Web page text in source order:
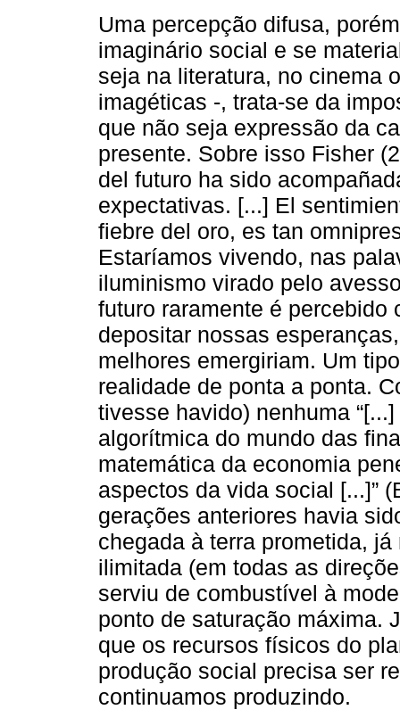
Uma percepção difusa,
imaginário social e se
seja na literatura, no cinema
imagéticas -, trata-se da
que não seja expressão da
presente. Sobre isso Fisher
del futuro ha sido
expectativas. [...] El
fiebre del oro, es tan
Estaríamos vivendo, nas
iluminismo virado pelo
futuro raramente é percebido
depositar nossas
melhores emergiriam. Um
realidade de ponta a ponta.
tivesse havido) nenhuma
algorítmica do mundo das
matemática da economia
aspectos da vida social [...]”
gerações anteriores havia
chegada à terra prometida,
ilimitada (em todas as
serviu de combustível à
ponto de saturação máxima.
que os recursos físicos do
produção social precisa ser
continuamos produzindo.